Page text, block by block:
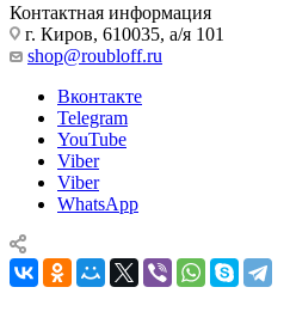
Контактная информация
г. Киров, 610035, а/я 101
shop@roubloff.ru
Вконтакте
Telegram
YouTube
Viber
Viber
WhatsApp